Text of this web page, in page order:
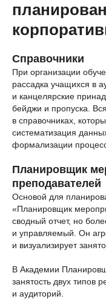
Справочники
При организации
рассадка учащихся в
и канцелярские
бейджи и пропуска.
в справочниках,
систематизация
формализации
Планировщик
преподавателей
Основой для
«Планировщик
сводный отчет, но
и управляемый. Он
и визуализирует
В Академии
занятость двух типов
и аудиторий.